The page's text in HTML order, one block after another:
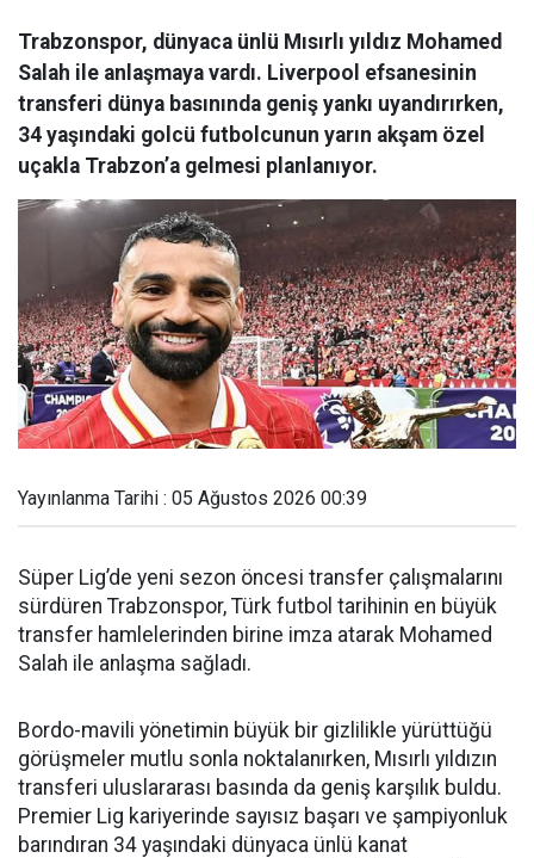
Trabzonspor, dünyaca ünlü Mısırlı yıldız Mohamed
Salah ile anlaşmaya vardı. Liverpool efsanesinin
transferi dünya basınında geniş yankı uyandırırken,
34 yaşındaki golcü futbolcunun yarın akşam özel
uçakla Trabzon’a gelmesi planlanıyor.
Yayınlanma Tarihi : 05 Ağustos 2026 00:39
Süper Lig’de yeni sezon öncesi transfer çalışmalarını
sürdüren Trabzonspor, Türk futbol tarihinin en büyük
transfer hamlelerinden birine imza atarak Mohamed
Salah ile anlaşma sağladı.
Bordo-mavili yönetimin büyük bir gizlilikle yürüttüğü
görüşmeler mutlu sonla noktalanırken, Mısırlı yıldızın
transferi uluslararası basında da geniş karşılık buldu.
Premier Lig kariyerinde sayısız başarı ve şampiyonluk
barındıran 34 yaşındaki dünyaca ünlü kanat